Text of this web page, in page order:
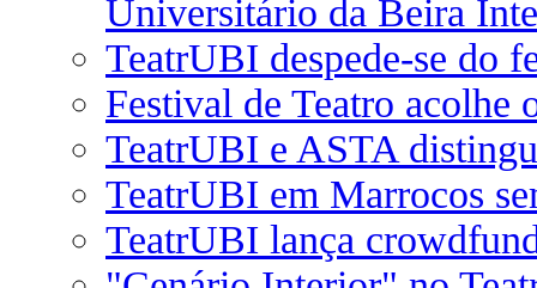
Universitário da Beira
TeatrUBI despede-se do
Festival de Teatro acolhe
TeatrUBI e ASTA
TeatrUBI em Marrocos
TeatrUBI lança